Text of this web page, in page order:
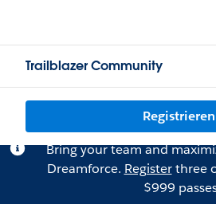
Trailblazer Community
Registrieren
Bring your team and
Dreamforce. Registerthree
$999